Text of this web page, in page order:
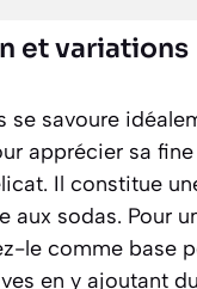
et variations
se savoure
apprécier sa
Il constitue
aux sodas. Pour
le comme base
en y ajoutant